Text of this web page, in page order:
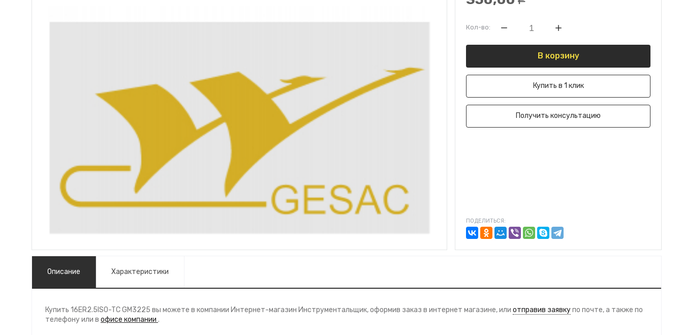
Кол-во:
В корзину
Купить в 1 клик
Получить консультацию
ПОДЕЛИТЬСЯ:
Описание Характеристики
Купить 16ER2.5ISO-TC GM3225 вы можете в компании Интернет-магазин Инструментальщик, оформив заказ в интернет магазине, или отправив заявкупо почте, а также по
телефону или в офисе компании .